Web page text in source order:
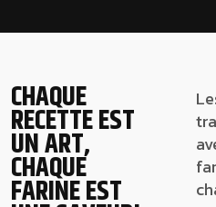
CHAQUE
RECETTE EST
UN ART,
CHAQUE
FARINE EST